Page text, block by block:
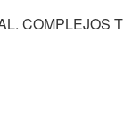
COMPLEJOS